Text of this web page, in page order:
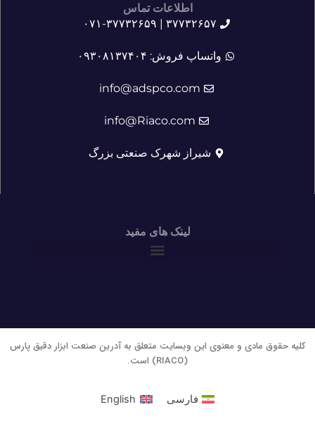
اطلاعات تماس
۳۷۷۳۲۶۵۷ | ۰۷۱-۳۷۷۳۲۶۵۹
واتساپ فروش: ۰۹۳۰۸۱۳۷۴۰۴
info@adspco.com
info@Riaco.com
شیراز شهرک صنعتی بزرگ
لینک های مفید
مادی و معنوی این وبسایت متعلق به آدرین صنعت ابزار دقیق پارس
فارسی English